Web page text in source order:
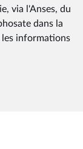
via l'Anses, du
dans la
les informations